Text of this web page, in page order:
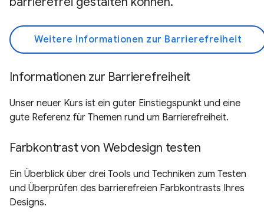
Weitere Informationen zur Barrierefreiheit
Informationen zur Barrierefreiheit
Unser neuer Kurs ist ein guter Einstiegspunkt und eine
gute Referenz für Themen rund um Barrierefreiheit.
Farbkontrast von Webdesign testen
Ein Überblick über drei Tools und Techniken zum Testen
und Überprüfen des barrierefreien Farbkontrasts Ihres
Designs.